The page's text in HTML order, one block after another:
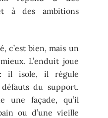
à des ambitions
c’est bien, mais un
L’enduit joue
: il isole, il régule
du support.
une façade, qu’il
ou d’une vieille